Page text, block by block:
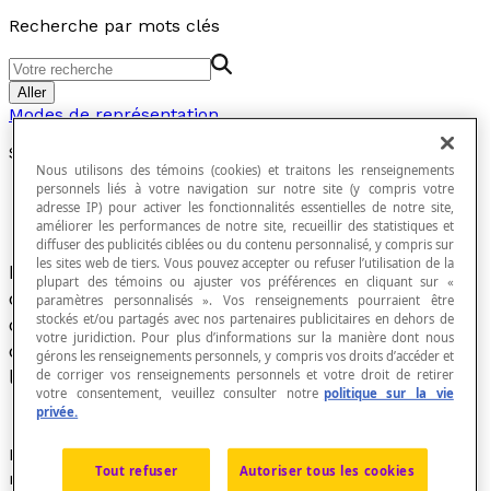
Recherche par mots clés
Aller
Modes de représentation
Système de repérage polaire
Dans un plan géométrique, système de repérage
dans lequel un point P est identifié à l'aide de
coordonnées formées d’un couple (r,θ ), oùr
désigne la distance de l’origine au pointPetθ
l’
angle de rotation.
Les coordonnées (r,θ) d'un point P sont appelées
respectivement lacoordonnée radiale et la
Nous utilisons des témoins (cookies) et traitons les renseignements
personnels liés à votre navigation sur notre site (y compris votre
adresse IP) pour activer les fonctionnalités essentielles de notre site,
améliorer les performances de notre site, recueillir des statistiques et
diffuser des publicités ciblées ou du contenu personnalisé, y compris sur
les sites web de tiers. Vous pouvez accepter ou refuser l’utilisation de la
plupart des témoins ou ajuster vos préférences en cliquant sur «
paramètres personnalisés ». Vos renseignements pourraient être
stockés et/ou partagés avec nos partenaires publicitaires en dehors de
votre juridiction. Pour plus d’informations sur la manière dont nous
gérons les renseignements personnels, y compris vos droits d’accéder et
de corriger vos renseignements personnels et votre droit de retirer
votre consentement, veuillez consulter notre politique sur la vie
privée.
Tout refuser Autoriser tous les cookies